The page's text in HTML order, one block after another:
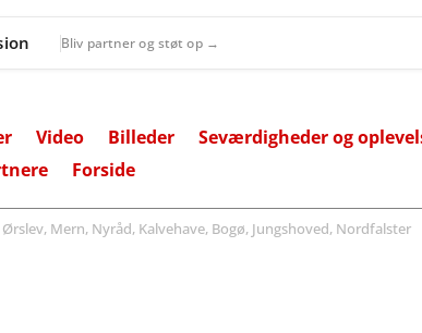
Bliv partner og støt op →
Video Billeder
Seværdigheder og
Forside
Mern, Nyråd, Kalvehave, Bogø, Jungshoved, Nordfalster